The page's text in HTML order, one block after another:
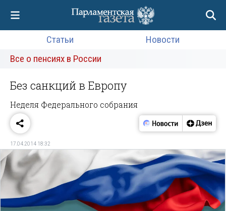
Статьи
Новости
Все о пенсиях в России
Без санкций в Европу
Неделя Федерального собрания
17.04.2014 18:32